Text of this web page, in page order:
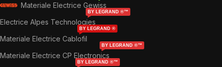
Materiale Electrice Gewiss
Electrice Alpes Technologies
BY LEGRAND ®™
Materiale Electrice Cablofil
BY LEGRAND ®
Materiale Electrice CP Electronics
BY LEGRAND ®™
BY LEGRAND ®™